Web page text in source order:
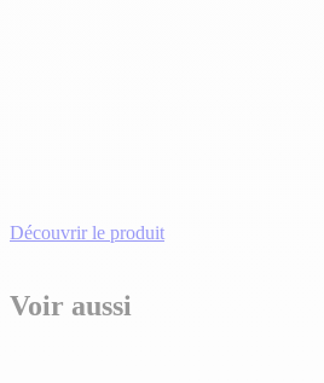
Découvrir le produit
Voir aussi